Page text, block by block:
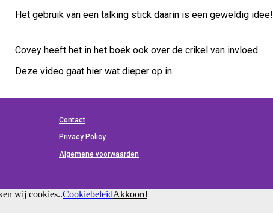
Het gebruik van een talking stick daarin is een geweldig idee!
Covey heeft het in het boek ook over de crikel van invloed.
Deze video gaat hier wat dieper op in
Contact
Privacy Policy
Algemene voorwaarden
wij cookies..CookiebeleidAkkoord